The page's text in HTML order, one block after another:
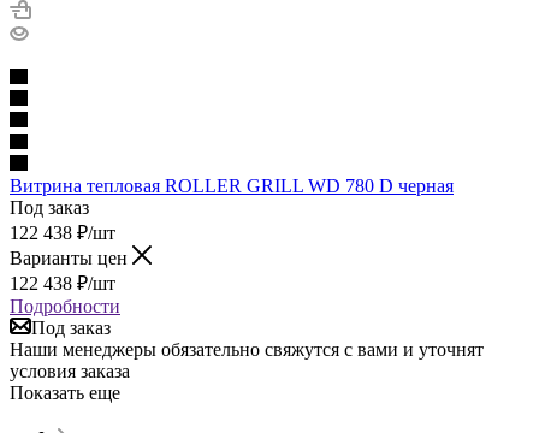
Витрина тепловая ROLLER GRILL WD 780 D черная
Под заказ
122 438 ₽/шт
Варианты цен
122 438 ₽/шт
Подробности
Под заказ
Наши менеджеры обязательно свяжутся с вами и уточнят
условия заказа
Показать еще